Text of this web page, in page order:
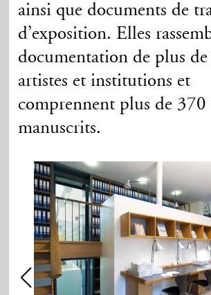
ainsi que documents de
d’exposition. Elles
documentation de plus de
artistes et institutions et
comprennent plus de 370
manuscrits.